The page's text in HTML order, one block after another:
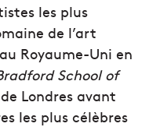
les plus
de l’art
Royaume-Uni en
School of
Londres avant
les plus célèbres